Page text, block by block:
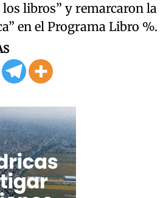
libros” y remarcaron la
en el Programa Libro %.